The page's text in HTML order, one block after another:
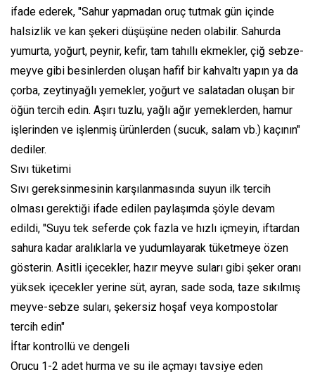
ifade ederek, "Sahur yapmadan oruç tutmak gün içinde
halsizlik ve kan şekeri düşüşüne neden olabilir. Sahurda
yumurta, yoğurt, peynir, kefir, tam tahıllı ekmekler, çiğ sebze-
meyve gibi besinlerden oluşan hafif bir kahvaltı yapın ya da
çorba, zeytinyağlı yemekler, yoğurt ve salatadan oluşan bir
öğün tercih edin. Aşırı tuzlu, yağlı ağır yemeklerden, hamur
işlerinden ve işlenmiş ürünlerden (sucuk, salam vb.) kaçının"
dediler.
Sıvı tüketimi
Sıvı gereksinmesinin karşılanmasında suyun ilk tercih
olması gerektiği ifade edilen paylaşımda şöyle devam
edildi, "Suyu tek seferde çok fazla ve hızlı içmeyin, iftardan
sahura kadar aralıklarla ve yudumlayarak tüketmeye özen
gösterin. Asitli içecekler, hazır meyve suları gibi şeker oranı
yüksek içecekler yerine süt, ayran, sade soda, taze sıkılmış
meyve-sebze suları, şekersiz hoşaf veya kompostolar
tercih edin"
İftar kontrollü ve dengeli
Orucu 1-2 adet hurma ve su ile açmayı tavsiye eden